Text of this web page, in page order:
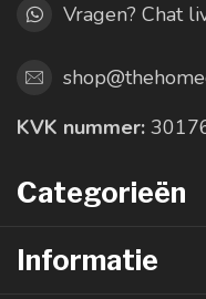
Vragen? Chat
KVK nummer:
Categorieën
Informatie